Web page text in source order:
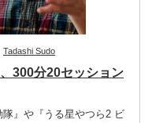
Tadashi Sudo
300分20セッション
』や『うる星やつら2 ビ